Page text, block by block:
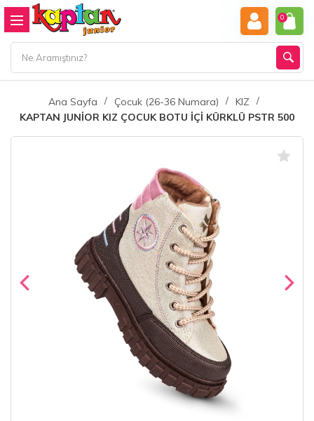
0
Ana Sayfa Çocuk (26-36 Numara)
KIZ
KAPTAN JUNİOR KIZ ÇOCUK BOTU İÇİ KÜRKLÜ PSTR 500